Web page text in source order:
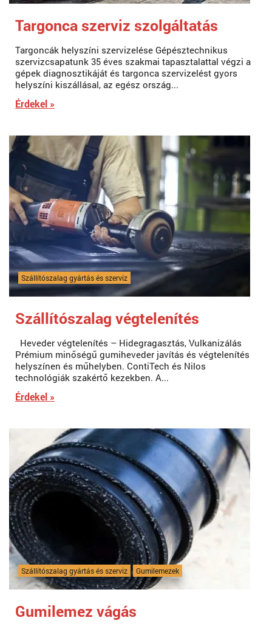
Targonca szerviz szolgáltatás
Targoncák helyszíni szervizelése Gépésztechnikus
szervizcsapatunk 35 éves szakmai tapasztalattal végzi a
gépek diagnosztikáját és targonca szervizelést gyors
helyszíni kiszállásal, az egész ország...
Érdekel »
Szállítószalag gyártás és szerviz
Szállítószalag végtelenítés
Heveder végtelenítés – Hidegragasztás, Vulkanizálás
Prémium minőségű gumiheveder javítás és végtelenítés
helyszínen és műhelyben. ContiTech és Nilos
technológiák szakértő kezekben. A...
Érdekel »
Szállítószalag gyártás és szerviz Gumilemezek
Gumilemez vágás